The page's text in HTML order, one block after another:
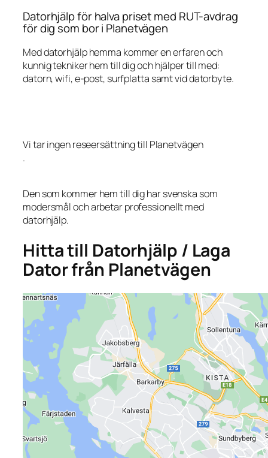
Datorhjälp för halva priset med RUT-avdrag
för dig som bor i Planetvägen
Med datorhjälp hemma kommer en erfaren och
kunnig tekniker hem till dig och hjälper till med:
datorn, wifi, e-post, surfplatta samt vid datorbyte.
Vi tar ingen reseersättning till Planetvägen
.
Den som kommer hem till dig har svenska som
modersmål och arbetar professionellt med
datorhjälp.
Hitta till Datorhjälp / Laga
Dator från Planetvägen